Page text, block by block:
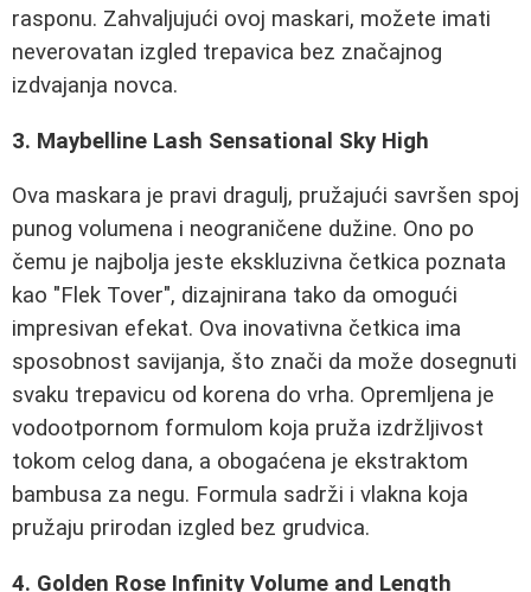
rasponu. Zahvaljujući ovoj maskari, možete imati
neverovatan izgled trepavica bez značajnog
izdvajanja novca.
3. Maybelline Lash Sensational Sky High
Ova maskara je pravi dragulj, pružajući savršen spoj
punog volumena i neograničene dužine. Ono po
čemu je najbolja jeste ekskluzivna četkica poznata
kao "Flek Tover", dizajnirana tako da omogući
impresivan efekat. Ova inovativna četkica ima
sposobnost savijanja, što znači da može dosegnuti
svaku trepavicu od korena do vrha. Opremljena je
vodootpornom formulom koja pruža izdržljivost
tokom celog dana, a obogaćena je ekstraktom
bambusa za negu. Formula sadrži i vlakna koja
pružaju prirodan izgled bez grudvica.
4. Golden Rose Infinity Volume and Length